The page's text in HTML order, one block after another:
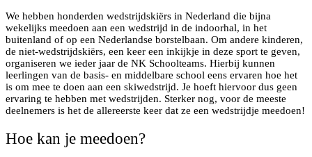
We hebben honderden wedstrijdskiërs in Nederland die bijna
wekelijks meedoen aan een wedstrijd in de indoorhal, in het
buitenland of op een Nederlandse borstelbaan. Om andere kinderen,
de niet-wedstrijdskiërs, een keer een inkijkje in deze sport te geven,
organiseren we ieder jaar de NK Schoolteams. Hierbij kunnen
leerlingen van de basis- en middelbare school eens ervaren hoe het
is om mee te doen aan een skiwedstrijd. Je hoeft hiervoor dus geen
ervaring te hebben met wedstrijden. Sterker nog, voor de meeste
deelnemers is het de allereerste keer dat ze een wedstrijdje meedoen!
Hoe kan je meedoen?